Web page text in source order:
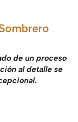
de un proceso
al detalle se